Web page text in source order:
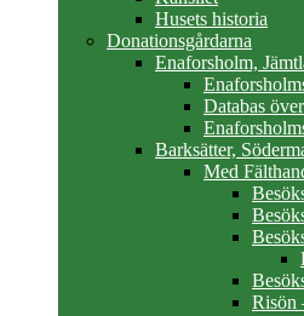
Husets historia
Donationsgårdarna
Enaforsholm,
Databas
Barksätter,
Med
Risön